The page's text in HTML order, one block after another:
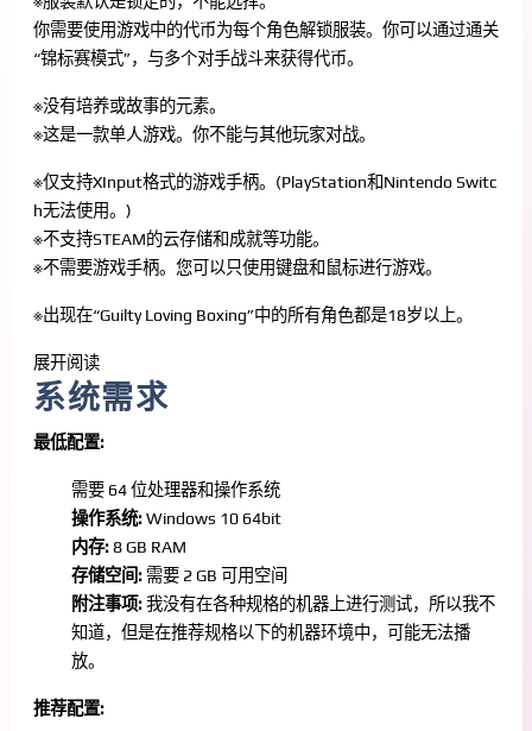
你需要使用游戏中的代币为每个角色解锁服装。你可以通过通关
“锦标赛模式”，与多个对手战斗来获得代币。
※没有培养或故事的元素。
※这是一款单人游戏。你不能与其他玩家对战。
※仅支持XInput格式的游戏手柄。(PlayStation和Nintendo Switc
h无法使用。)
※不支持STEAM的云存储和成就等功能。
※不需要游戏手柄。您可以只使用键盘和鼠标进行游戏。
※出现在“Guilty Loving Boxing”中的所有角色都是18岁以上。
展开阅读
系统需求
最低配置:
需要 64 位处理器和操作系统
操作系统:Windows 10 64bit
内存:8 GB RAM
存储空间: 需要 2 GB 可用空间
附注事项:我没有在各种规格的机器上进行测试，所以我不
知道，但是在推荐规格以下的机器环境中，可能无法播
放。
推荐配置: